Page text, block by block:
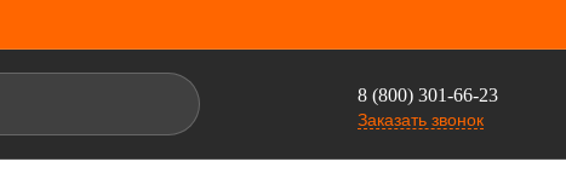
8 (800) 301-66-23
Заказать звонок